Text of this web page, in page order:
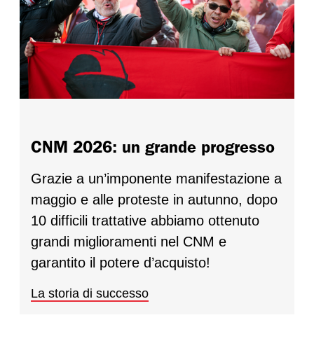
CNM 2026: un grande progresso
Grazie a un’imponente manifestazione a
maggio e alle proteste in autunno, dopo
10 difficili trattative abbiamo ottenuto
grandi miglioramenti nel CNM e
garantito il potere d’acquisto!
La storia di successo